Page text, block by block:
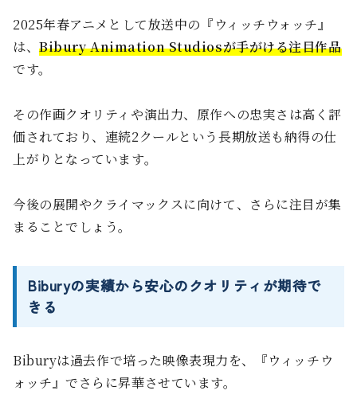
2025年春アニメとして放送中の『ウィッチウォッチ』
は、Bibury Animation Studiosが手がける注目作品
です。
その作画クオリティや演出力、原作への忠実さは高く評
価されており、連続2クールという長期放送も納得の仕
上がりとなっています。
今後の展開やクライマックスに向けて、さらに注目が集
まることでしょう。
Biburyの実績から安心のクオリティが期待で
きる
Biburyは過去作で培った映像表現力を、『ウィッチウ
ォッチ』でさらに昇華させています。